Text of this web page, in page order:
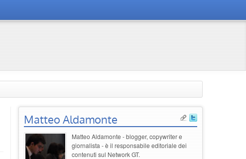
Matteo Aldamonte
Matteo Aldamonte - blogger, copywriter e
giornalista - è il responsabile editoriale dei
contenuti sul Network GT.